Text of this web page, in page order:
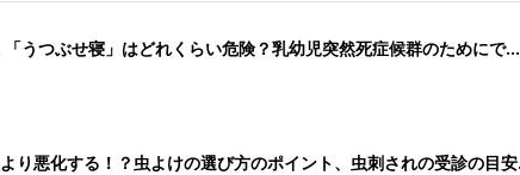
うつぶせ寝」はどれくらい危険？乳幼児突然死症候群のためにでき
り悪化する！？虫よけの選び方のポイント、虫刺されの受診の目安